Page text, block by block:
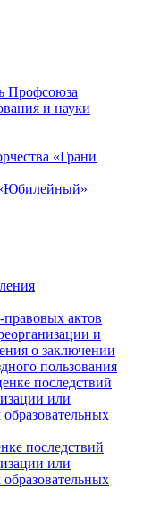
Профсоюза
и науки
«Грани
актов
и
о заключении
пользования
последствий
или
последствий
или